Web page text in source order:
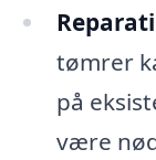
tømrer
på
være